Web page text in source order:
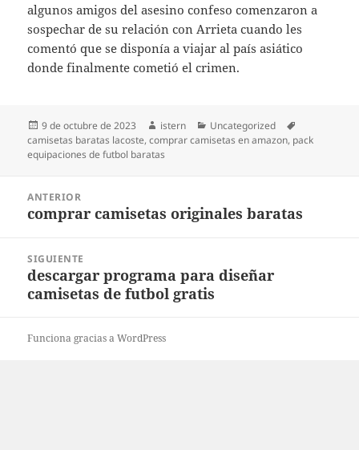
algunos amigos del asesino confeso comenzaron a
sospechar de su relación con Arrieta cuando les
comentó que se disponía a viajar al país asiático
donde finalmente cometió el crimen.
Publicado
el
9 de octubre de 2023 Autor
istern Categorías
Uncategorized
camisetas baratas lacoste,comprar camisetas en amazon, pack
equipaciones de futbol baratas
entradas
ANTERIOR
Entrada
comprar camisetas originales baratas
SIGUIENTE
Entrada
siguiente:
descargar programa para diseñar
camisetas de futbol gratis
Funciona gracias a WordPress